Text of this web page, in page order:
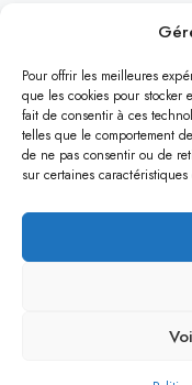
Pour offrir les meilleures
que les cookies pour stocker
fait de consentir à ces
telles que le comportement
de ne pas consentir ou de
sur certaines
Politique de
© 2026 - Conçu
PRISM/lifeware